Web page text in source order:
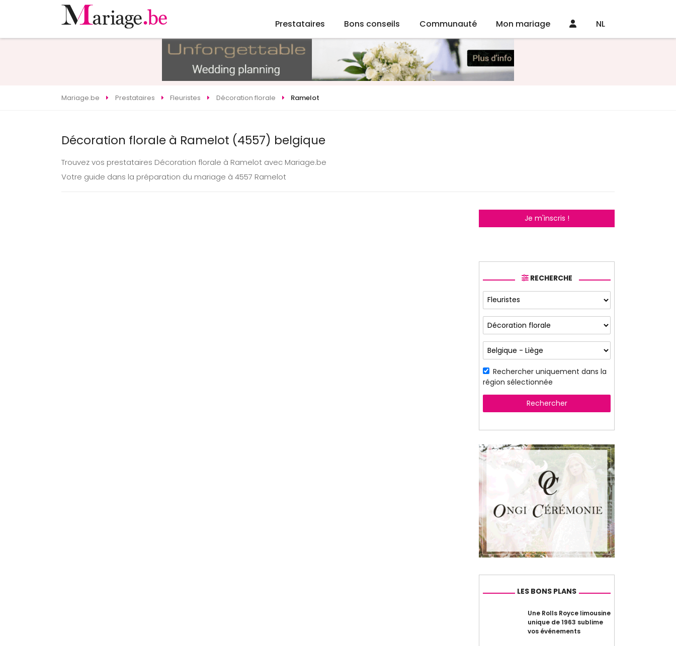
Prestataires Bons conseils Communauté Mon mariage NL
Mariage.be Prestataires Fleuristes Décoration florale Ramelot
Décoration florale à Ramelot (4557) belgique
Trouvez vos prestataires Décoration florale à Ramelot avec Mariage.be
Votre guide dans la préparation du mariage à 4557 Ramelot
Je m'inscris !
RECHERCHE
Rechercher uniquement dans la
région sélectionnée
Rechercher
LES BONS PLANS
Une Rolls Royce limousine
unique de 1963 sublime
vos événements